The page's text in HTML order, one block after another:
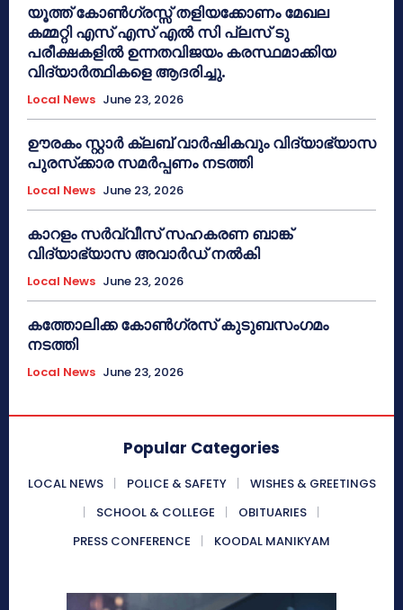
യൂത്ത് കോൺഗ്രസ്സ് തളിയക്കോണം മേഖല
കമ്മറ്റി എസ് എസ് എൽ സി പ്ലസ് ടു
പരീക്ഷകളിൽ ഉന്നതവിജയം കരസ്ഥമാക്കിയ
വിദ്യാർത്ഥികളെ ആദരിച്ചു.
Local News June 23, 2026
ഊരകം സ്റ്റാർ ക്ലബ് വാർഷികവും വിദ്യാഭ്യാസ
പുരസ്‌ക്കാര സമർപ്പണം നടത്തി
Local News June 23, 2026
കാറളം സർവ്വീസ് സഹകരണ ബാങ്ക്
വിദ്യാഭ്യാസ അവാർഡ് നൽകി
Local News June 23, 2026
കത്തോലിക്ക കോൺഗ്രസ് കുടുബസംഗമം
നടത്തി
Local News June 23, 2026
Popular Categories
LOCAL NEWS POLICE & SAFETY
WISHES & GREETINGS
SCHOOL & COLLEGE
OBITUARIES
PRESS CONFERENCE
KOODAL MANIKYAM